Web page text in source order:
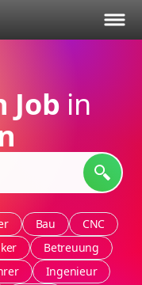
Job in
Bau
CNC
Betreuung
Ingenieur